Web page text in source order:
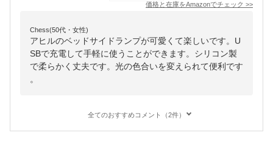
価格と在庫をAmazonでチェック >>
Chess(50代・女性)
アヒルのベッドサイドランプが可愛くて楽しいです。U
SBで充電して手軽に使うことができます。シリコン製
で柔らかく丈夫です。光の色合いを変えられて便利です
。
全てのおすすめコメント（2件）